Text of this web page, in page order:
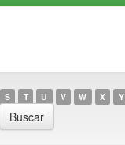
S T U V W X Y